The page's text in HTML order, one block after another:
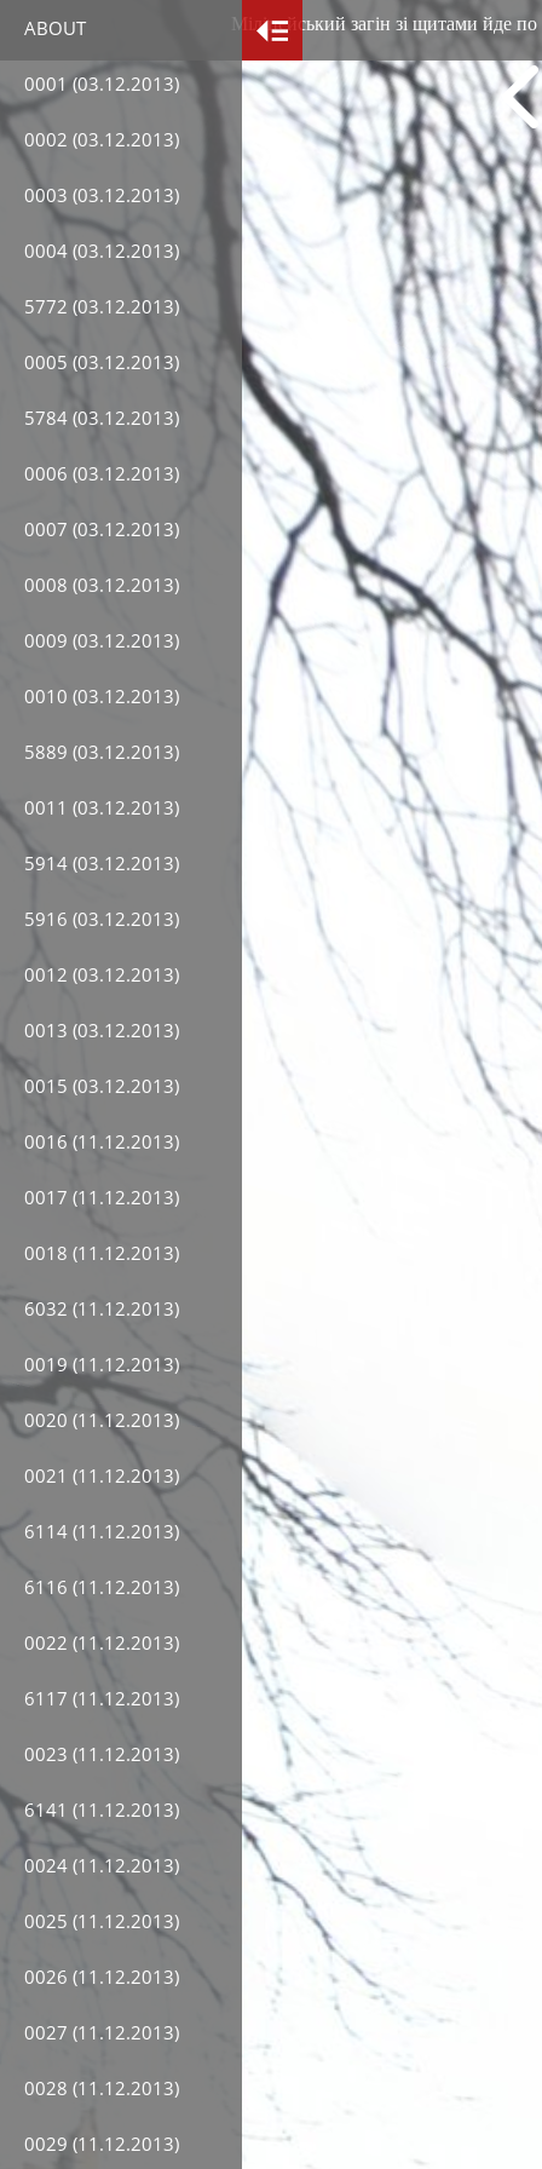
ABOUT
0001 (03.12.2013)
0002 (03.12.2013)
0003 (03.12.2013)
0004 (03.12.2013)
5772 (03.12.2013)
0005 (03.12.2013)
5784 (03.12.2013)
0006 (03.12.2013)
0007 (03.12.2013)
0008 (03.12.2013)
0009 (03.12.2013)
0010 (03.12.2013)
5889 (03.12.2013)
0011 (03.12.2013)
5914 (03.12.2013)
5916 (03.12.2013)
0012 (03.12.2013)
0013 (03.12.2013)
0015 (03.12.2013)
0016 (11.12.2013)
0017 (11.12.2013)
0018 (11.12.2013)
6032 (11.12.2013)
0019 (11.12.2013)
0020 (11.12.2013)
0021 (11.12.2013)
6114 (11.12.2013)
6116 (11.12.2013)
0022 (11.12.2013)
6117 (11.12.2013)
0023 (11.12.2013)
6141 (11.12.2013)
0024 (11.12.2013)
0025 (11.12.2013)
0026 (11.12.2013)
0027 (11.12.2013)
0028 (11.12.2013)
0029 (11.12.2013)
Міліцейський загін зі щитами йде